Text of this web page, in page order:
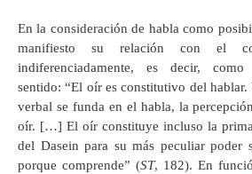
En la consideración de habla como
manifiesto su relación con el
indiferenciadamente, es decir, como
sentido: “El oír es constitutivo del
verbal se funda en el habla, la
oír. […] El oír constituye incluso la
del Dasein para su más peculiar
porque comprende” (ST, 182). En